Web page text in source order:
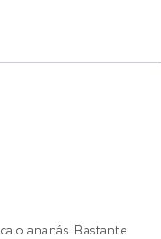
o ananás. Bastante